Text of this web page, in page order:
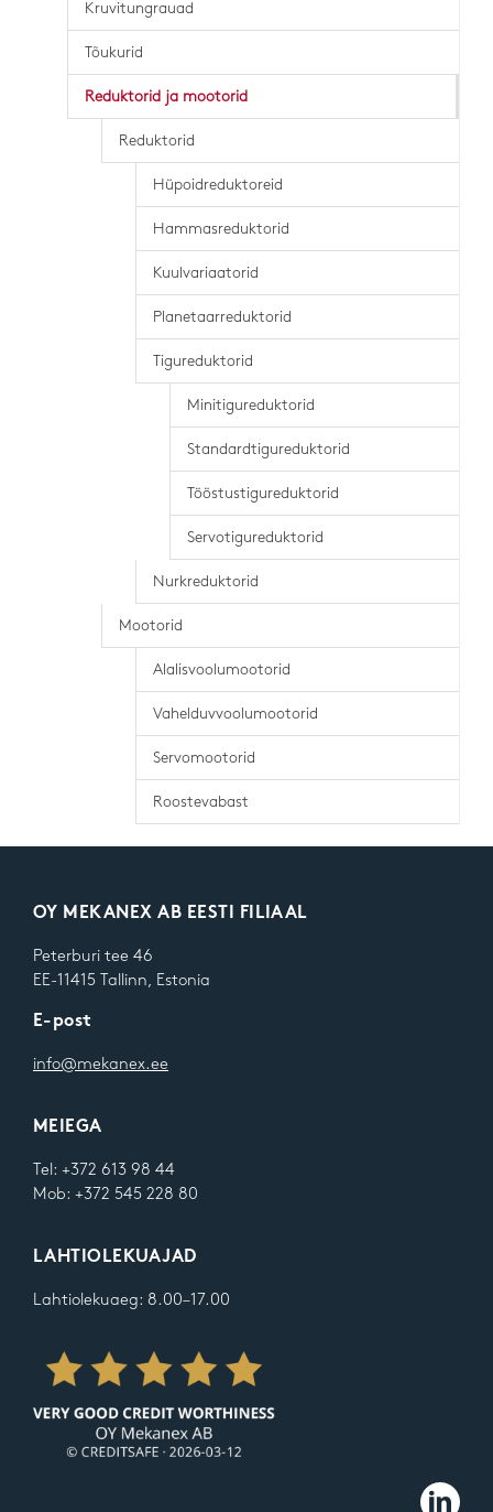
Kruvitungrauad
Tõukurid
Reduktorid ja mootorid
Reduktorid
Hüpoidreduktoreid
Hammasreduktorid
Kuulvariaatorid
Planetaarreduktorid
Tigureduktorid
Minitigureduktorid
Standardtigureduktorid
Tööstustigureduktorid
Servotigureduktorid
Nurkreduktorid
Mootorid
Alalisvoolumootorid
Vahelduvvoolumootorid
Servomootorid
Roostevabast
OY MEKANEX AB EESTI FILIAAL
Peterburi tee 46
EE-11415 Tallinn, Estonia
E-post
info@mekanex.ee
MEIEGA
Tel: +372 613 98 44
Mob: +372 545 228 80
LAHTIOLEKUAJAD
Lahtiolekuaeg: 8.00–17.00